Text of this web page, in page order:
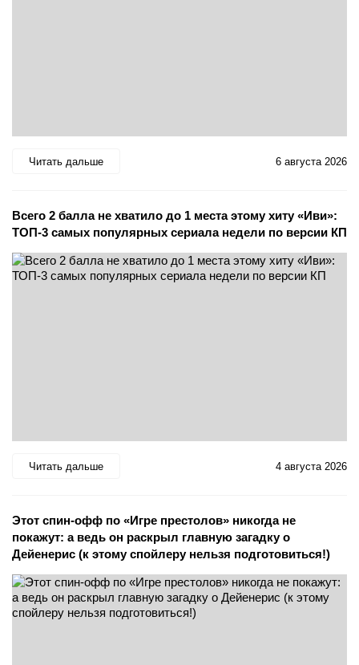
Читать дальше 6 августа 2026
Всего 2 балла не хватило до 1 места этому хиту «Иви»:
ТОП-3 самых популярных сериала недели по версии КП
Читать дальше 4 августа 2026
Этот спин-офф по «Игре престолов» никогда не
покажут: а ведь он раскрыл главную загадку о
Дейенерис (к этому спойлеру нельзя подготовиться!)